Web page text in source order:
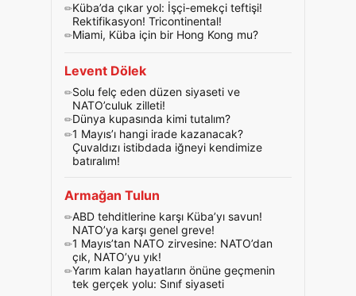
Küba’da çıkar yol: İşçi-emekçi teftişi!
Rektifikasyon! Tricontinental!
Miami, Küba için bir Hong Kong mu?
Levent Dölek
Solu felç eden düzen siyaseti ve
NATO’culuk zilleti!
Dünya kupasında kimi tutalım?
1 Mayıs’ı hangi irade kazanacak?
Çuvaldızı istibdada iğneyi kendimize
batıralım!
Armağan Tulun
ABD tehditlerine karşı Küba’yı savun!
NATO’ya karşı genel greve!
1 Mayıs’tan NATO zirvesine: NATO’dan
çık, NATO’yu yık!
Yarım kalan hayatların önüne geçmenin
tek gerçek yolu: Sınıf siyaseti